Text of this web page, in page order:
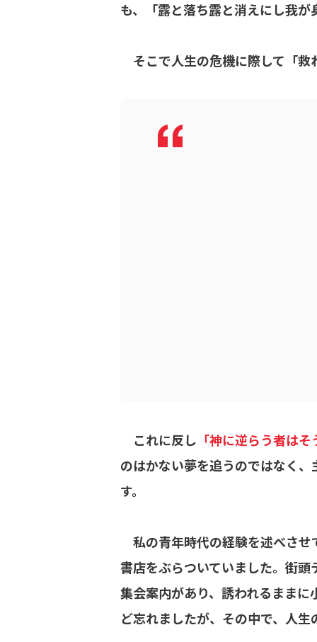
も、「露と落ち露と消えにし我
そこで人生の危機に際して「救
これに反し 「神に逆らう者は
のはかない夢を追うのではなく
す。
私の青年時代の経験を述べさせ
書店をぶらついていました。街
集会案内があり、誘われるまま
ど忘れましたが、その中で、人